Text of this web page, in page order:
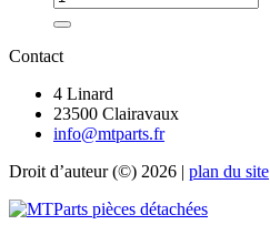
Contact
4 Linard
23500 Clairavaux
info@mtparts.fr
Droit d’auteur (©) 2026 | plan du site